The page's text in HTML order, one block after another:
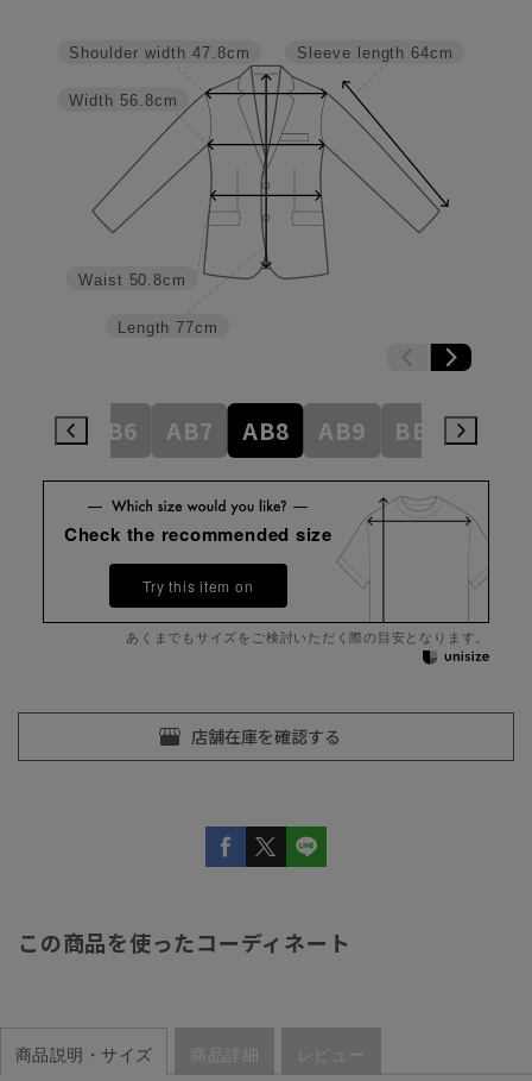
Sleeve length 64cm
Length 77cm
Waist 50.8cm
Width 56.8cm
Shoulder width 47.8cm
AB6 AB7 AB8 AB9 BE3
Check the recommended size
Try this item on
あくまでもサイズをご検討いただく際の目安となります。
この商品を使ったコーディネート
商品説明・サイズ 商品詳細 レビュー